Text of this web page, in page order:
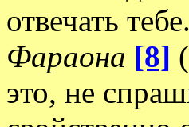
отвечать тебе.
Фараона [8]
это, не